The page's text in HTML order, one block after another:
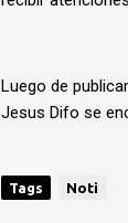
Luego de
Jesus Difo se
Tags Noti